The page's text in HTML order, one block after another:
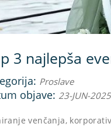
3 najlepša
Proslave
objave: 23-JUN-2025
venčanja,